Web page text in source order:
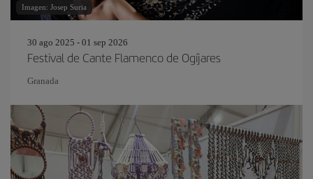
Imagen: Josep Suria
30 ago 2025 - 01 sep 2026
Festival de Cante Flamenco de Ogíjares
Granada